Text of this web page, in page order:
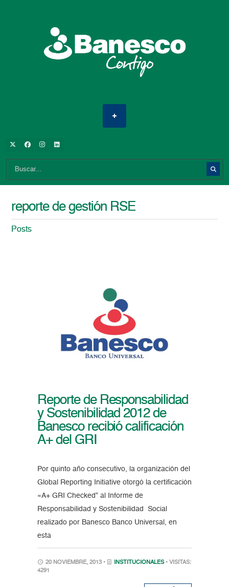
reporte de gestión RSE
Posts
Reporte de Responsabilidad
y Sostenibilidad 2012 de
Banesco recibió calificación
A+ del GRI
Por quinto año consecutivo, la organización del
Global Reporting Initiative otorgó la certificación
«A+ GRI Checked” al Informe de
Responsabilidad y Sostenibilidad Social
realizado por Banesco Banco Universal, en
esta
20 NOVIEMBRE, 2013 • INSTITUCIONALES • VISITAS:
4291